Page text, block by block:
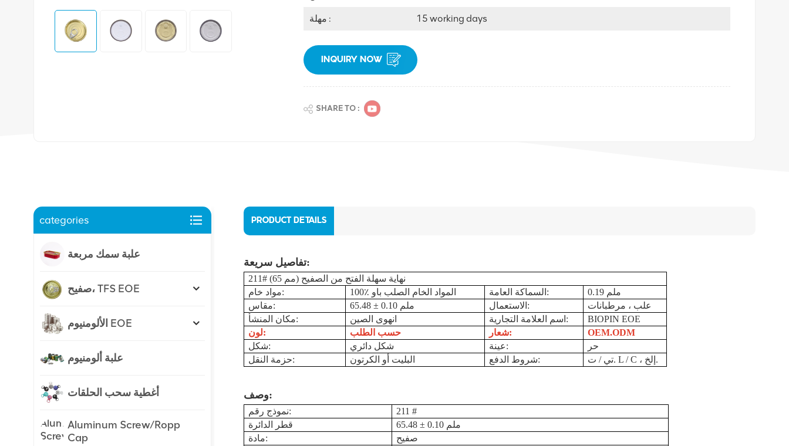
مهلة : 15 working days
INQUIRY NOW
SHARE TO :
PRODUCT DETAILS
تفاصيل سريعة:
211
# (65 مم) نهاية سهلة الفتح من الصفيح
مواد خام:
100٪ المواد الخام الصلب باو السماكة العامة:
0.19 ملم
مقاس:
65.48 ± 0.10 ملم الاستعمال:
علب ، مرطبانات
مكان المنشأ:
انهوى الصين اسم العلامة التجارية:
BIOPIN EOE
لون:
حسب الطلب شعار:
OEM.ODM
شكل:
شكل دائري عينة:
حر
حزمة النقل:
البليت أو الكرتون شروط الدفع: تي / ت. L / C ، إلخ.
وصف:
نموذج رقم:
211 #
قطر الدائرة
65.48 ± 0.10 ملم
مادة:
صفيح
categories
علبة سمك مربعة
صفيح، TFS EOE
الألومنيوم EOE
علبة ألومنيوم
أغطية سحب الحلقات
Aluminum Screw/Ropp
Cap